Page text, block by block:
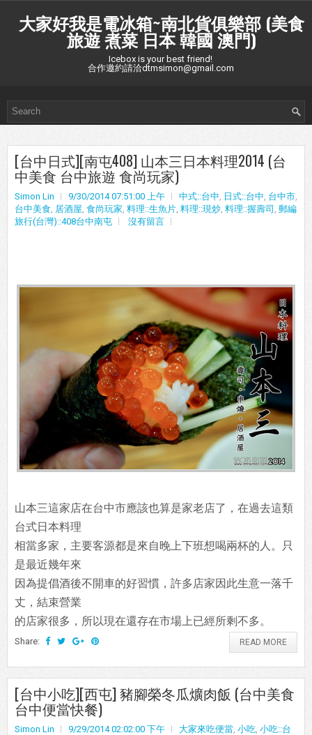
大家好我是電冰箱~南北貨俱樂部 (美食
旅遊 煮菜 日本 韓國 澳門)
Icebox is your best friend!
合作邀約請洽dtmsimon@gmail.com
[台中日式][南屯408] 山本三日本料理2014 (台
中美食 台中旅遊 食尚玩家)
Simon Lin 9/30/2014 07:51:00 上午 中式::台中, 日式::台中, 台中市,
台中美食, 居酒屋, 食尚玩家, 料理::生魚片, 料理::現炒, 料理::握壽司 , 郵編
旅行(台灣)::408台中南屯
沒有留言
山本三這家店在台中市應該也算是家老店了，在過去這類
台式日本料理
相當多家，主要客源都是來自晚上下班想喝兩杯的人。只
是最近幾年來
因為提倡酒後不開車的好習慣，許多店家因此生意一落千
丈，結束營業
的店家很多，所以現在還存在市場上已經所剩不多。
Share: READ MORE
[台中小吃][西屯] 豬腳榮冬瓜爌肉飯 (台中美食
台中便當快餐)
Simon Lin 9/29/2014 02:02:00 下午 大家來吃便當 小吃 小吃::台